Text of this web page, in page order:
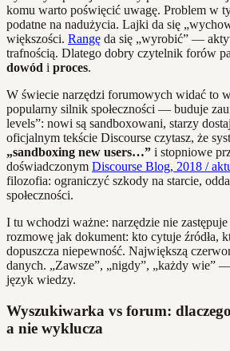
komu warto poświęcić uwagę. Problem w
podatne na nadużycia. Lajki da się
większości. Rangę da się „wyrobić” —
trafnością. Dlatego dobry czytelnik forów
dowód i proces.
W świecie narzędzi forumowych widać to
popularny silnik społeczności — buduje
levels”: nowi są sandboxowani, starzy
oficjalnym tekście Discourse czytasz, że
„sandboxing new users…” i stopniowe
doświadczonym Discourse Blog, 2018 /
filozofia: ograniczyć szkody na starcie,
społeczności.
I tu wchodzi ważne: narzędzie nie
rozmowę jak dokument: kto cytuje źródła,
dopuszcza niepewność. Największą
danych. „Zawsze”, „nigdy”, „każdy wie”
język wiedzy.
Wyszukiwarka vs forum:
a nie wyklucza